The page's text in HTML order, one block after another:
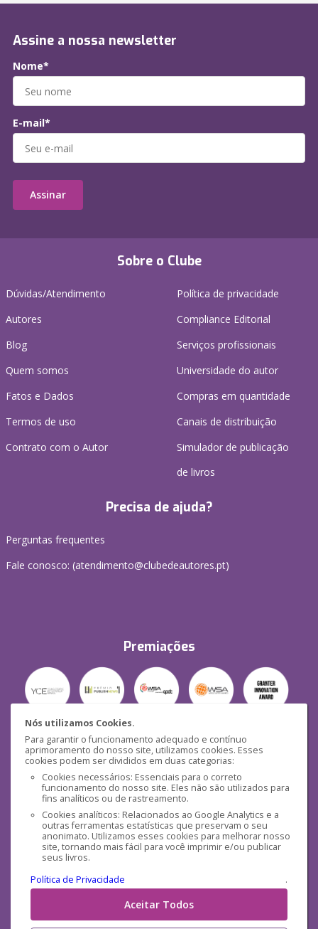
Nós utilizamos Cookies.
Para garantir o funcionamento adequado e contínuo
aprimoramento do nosso site, utilizamos cookies. Esses
cookies podem ser divididos em duas categorias:
Cookies necessários: Essenciais para o correto
funcionamento do nosso site. Eles não são utilizados para
fins analíticos ou de rastreamento.
Cookies analíticos: Relacionados ao Google Analytics e a
outras ferramentas estatísticas que preservam o seu
anonimato. Utilizamos esses cookies para melhorar nosso
site, tornando mais fácil para você imprimir e/ou publicar
seus livros.
Política de Privacidade
.
Aceitar Todos
Sobre o Clube
Dúvidas/Atendimento
Autores
Blog
Quem somos
Fatos e Dados
Termos de uso
Contrato com o Autor
Política de privacidade
Compliance Editorial
Serviços profissionais
Universidade do autor
Compras em quantidade
Canais de distribuição
Simulador de publicação
de livros
Precisa de ajuda?
Perguntas frequentes
Fale conosco: (atendimento@clubedeautores.pt)
Premiações
Segurança
Mídias Sociais
Assine a nossa newsletter
Nome*
E-mail*
Assinar